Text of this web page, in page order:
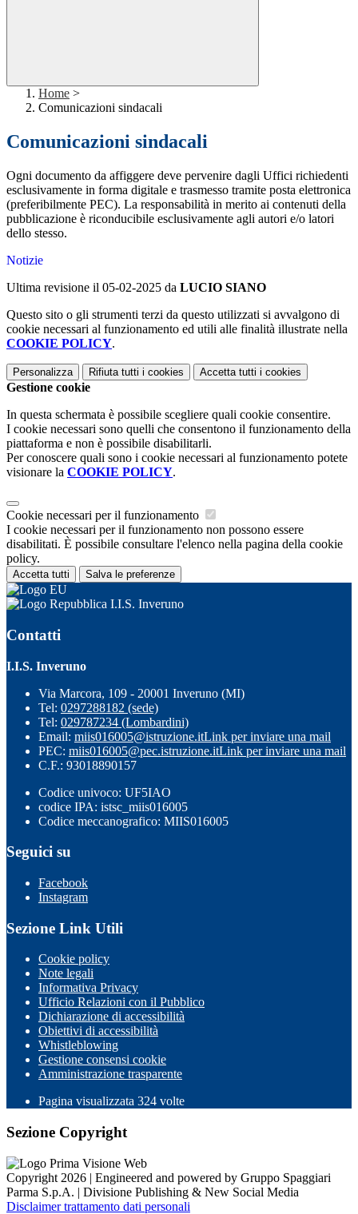
Home >
Comunicazioni sindacali
Comunicazioni sindacali
Ogni documento da affiggere deve pervenire dagli Uffici richiedenti
esclusivamente in forma digitale e trasmesso tramite posta elettronica
(preferibilmente PEC). La responsabilità in merito ai contenuti della
pubblicazione è riconducibile esclusivamente agli autori e/o latori
dello stesso.
Notizie
Ultima revisione il 05-02-2025 da LUCIO SIANO
Questo sito o gli strumenti terzi da questo utilizzati si avvalgono di
cookie necessari al funzionamento ed utili alle finalità illustrate nella
COOKIE POLICY.
Personalizza Rifiuta tutti i cookies Accetta tutti i cookies
Gestione cookie
In questa schermata è possibile scegliere quali cookie consentire.
I cookie necessari sono quelli che consentono il funzionamento della
piattaforma e non è possibile disabilitarli.
Per conoscere quali sono i cookie necessari al funzionamento potete
visionare la COOKIE POLICY.
Cookie necessari per il funzionamento
I cookie necessari per il funzionamento non possono essere
disabilitati. È possibile consultare l'elenco nella pagina della cookie
policy.
Accetta tutti Salva le preferenze
I.I.S. Inveruno
Contatti
I.I.S. Inveruno
Via Marcora, 109 - 20001 Inveruno (MI)
Tel: 0297288182 (sede)
Tel: 029787234 (Lombardini)
Email: miis016005@istruzione.itLink per inviare una mail
PEC: miis016005@pec.istruzione.itLink per inviare una mail
C.F.: 93018890157
Codice univoco: UF5IAO
codice IPA: istsc_miis016005
Codice meccanografico: MIIS016005
Seguici su
Facebook
Instagram
Sezione Link Utili
Cookie policy
Note legali
Informativa Privacy
Ufficio Relazioni con il Pubblico
Dichiarazione di accessibilità
Obiettivi di accessibilità
Whistleblowing
Gestione consensi cookie
Amministrazione trasparente
Pagina visualizzata 324 volte
Sezione Copyright
Copyright 2026 | Engineered and powered by Gruppo Spaggiari
Parma S.p.A. | Divisione Publishing & New Social Media
Disclaimer trattamento dati personali